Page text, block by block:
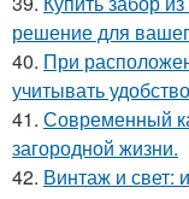
решение для
40. При
учитывать
41. Современный
загородной жизни.
42. Винтаж и свет: